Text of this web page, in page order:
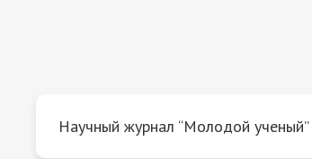
Научный журнал “Молодой